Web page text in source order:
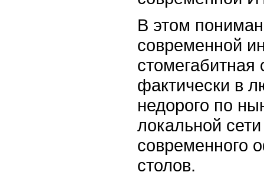
В этом
современной
стомегабитная
фактически в
недорого по
локальной
современного
столов.